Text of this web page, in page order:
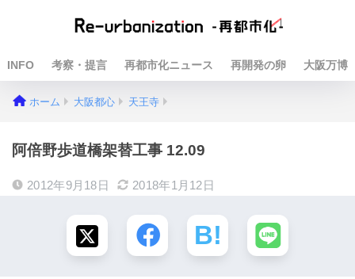
INFO 考察・提言 再都市化ニュース 再開発の卵 大阪万博
ホーム 大阪都心 天王寺
阿倍野歩道橋架替工事 12.09
2012年9月18日 2018年1月12日